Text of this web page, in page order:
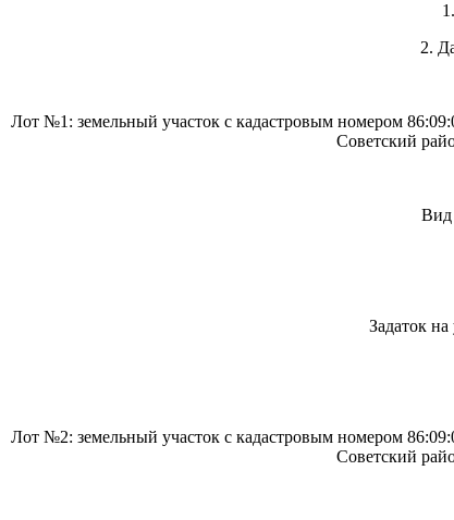
2.
Лот №1: земельный участок с кадастровым номером
Советский
Вид
Задаток
Лот №2: земельный участок с кадастровым номером
Советский